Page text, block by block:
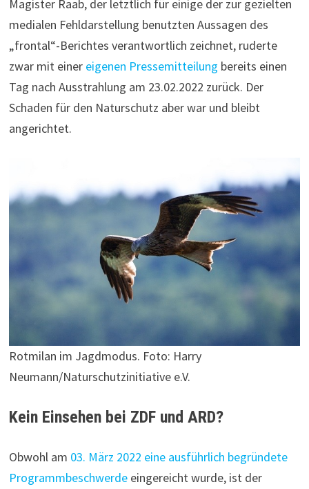
Magister Raab, der letztlich für einige der zur gezielten
medialen Fehldarstellung benutzten Aussagen des
„frontal“-Berichtes verantwortlich zeichnet, ruderte
zwar mit einereigenen Pressemitteilung bereits einen
Tag nach Ausstrahlung am 23.02.2022 zurück. Der
Schaden für den Naturschutz aber war und bleibt
angerichtet.
Rotmilan im Jagdmodus. Foto: Harry
Neumann/Naturschutzinitiative e.V.
Kein Einsehen bei ZDF und ARD?
Obwohl am 03. März 2022 eine ausführlich begründete
Programmbeschwerde eingereicht wurde, ist der